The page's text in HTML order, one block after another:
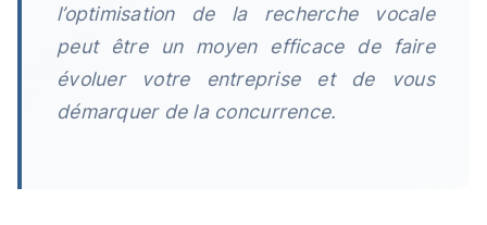
l’optimisation de la recherche vocale
peut être un moyen efficace de faire
évoluer votre entreprise et de vous
démarquer de la concurrence.